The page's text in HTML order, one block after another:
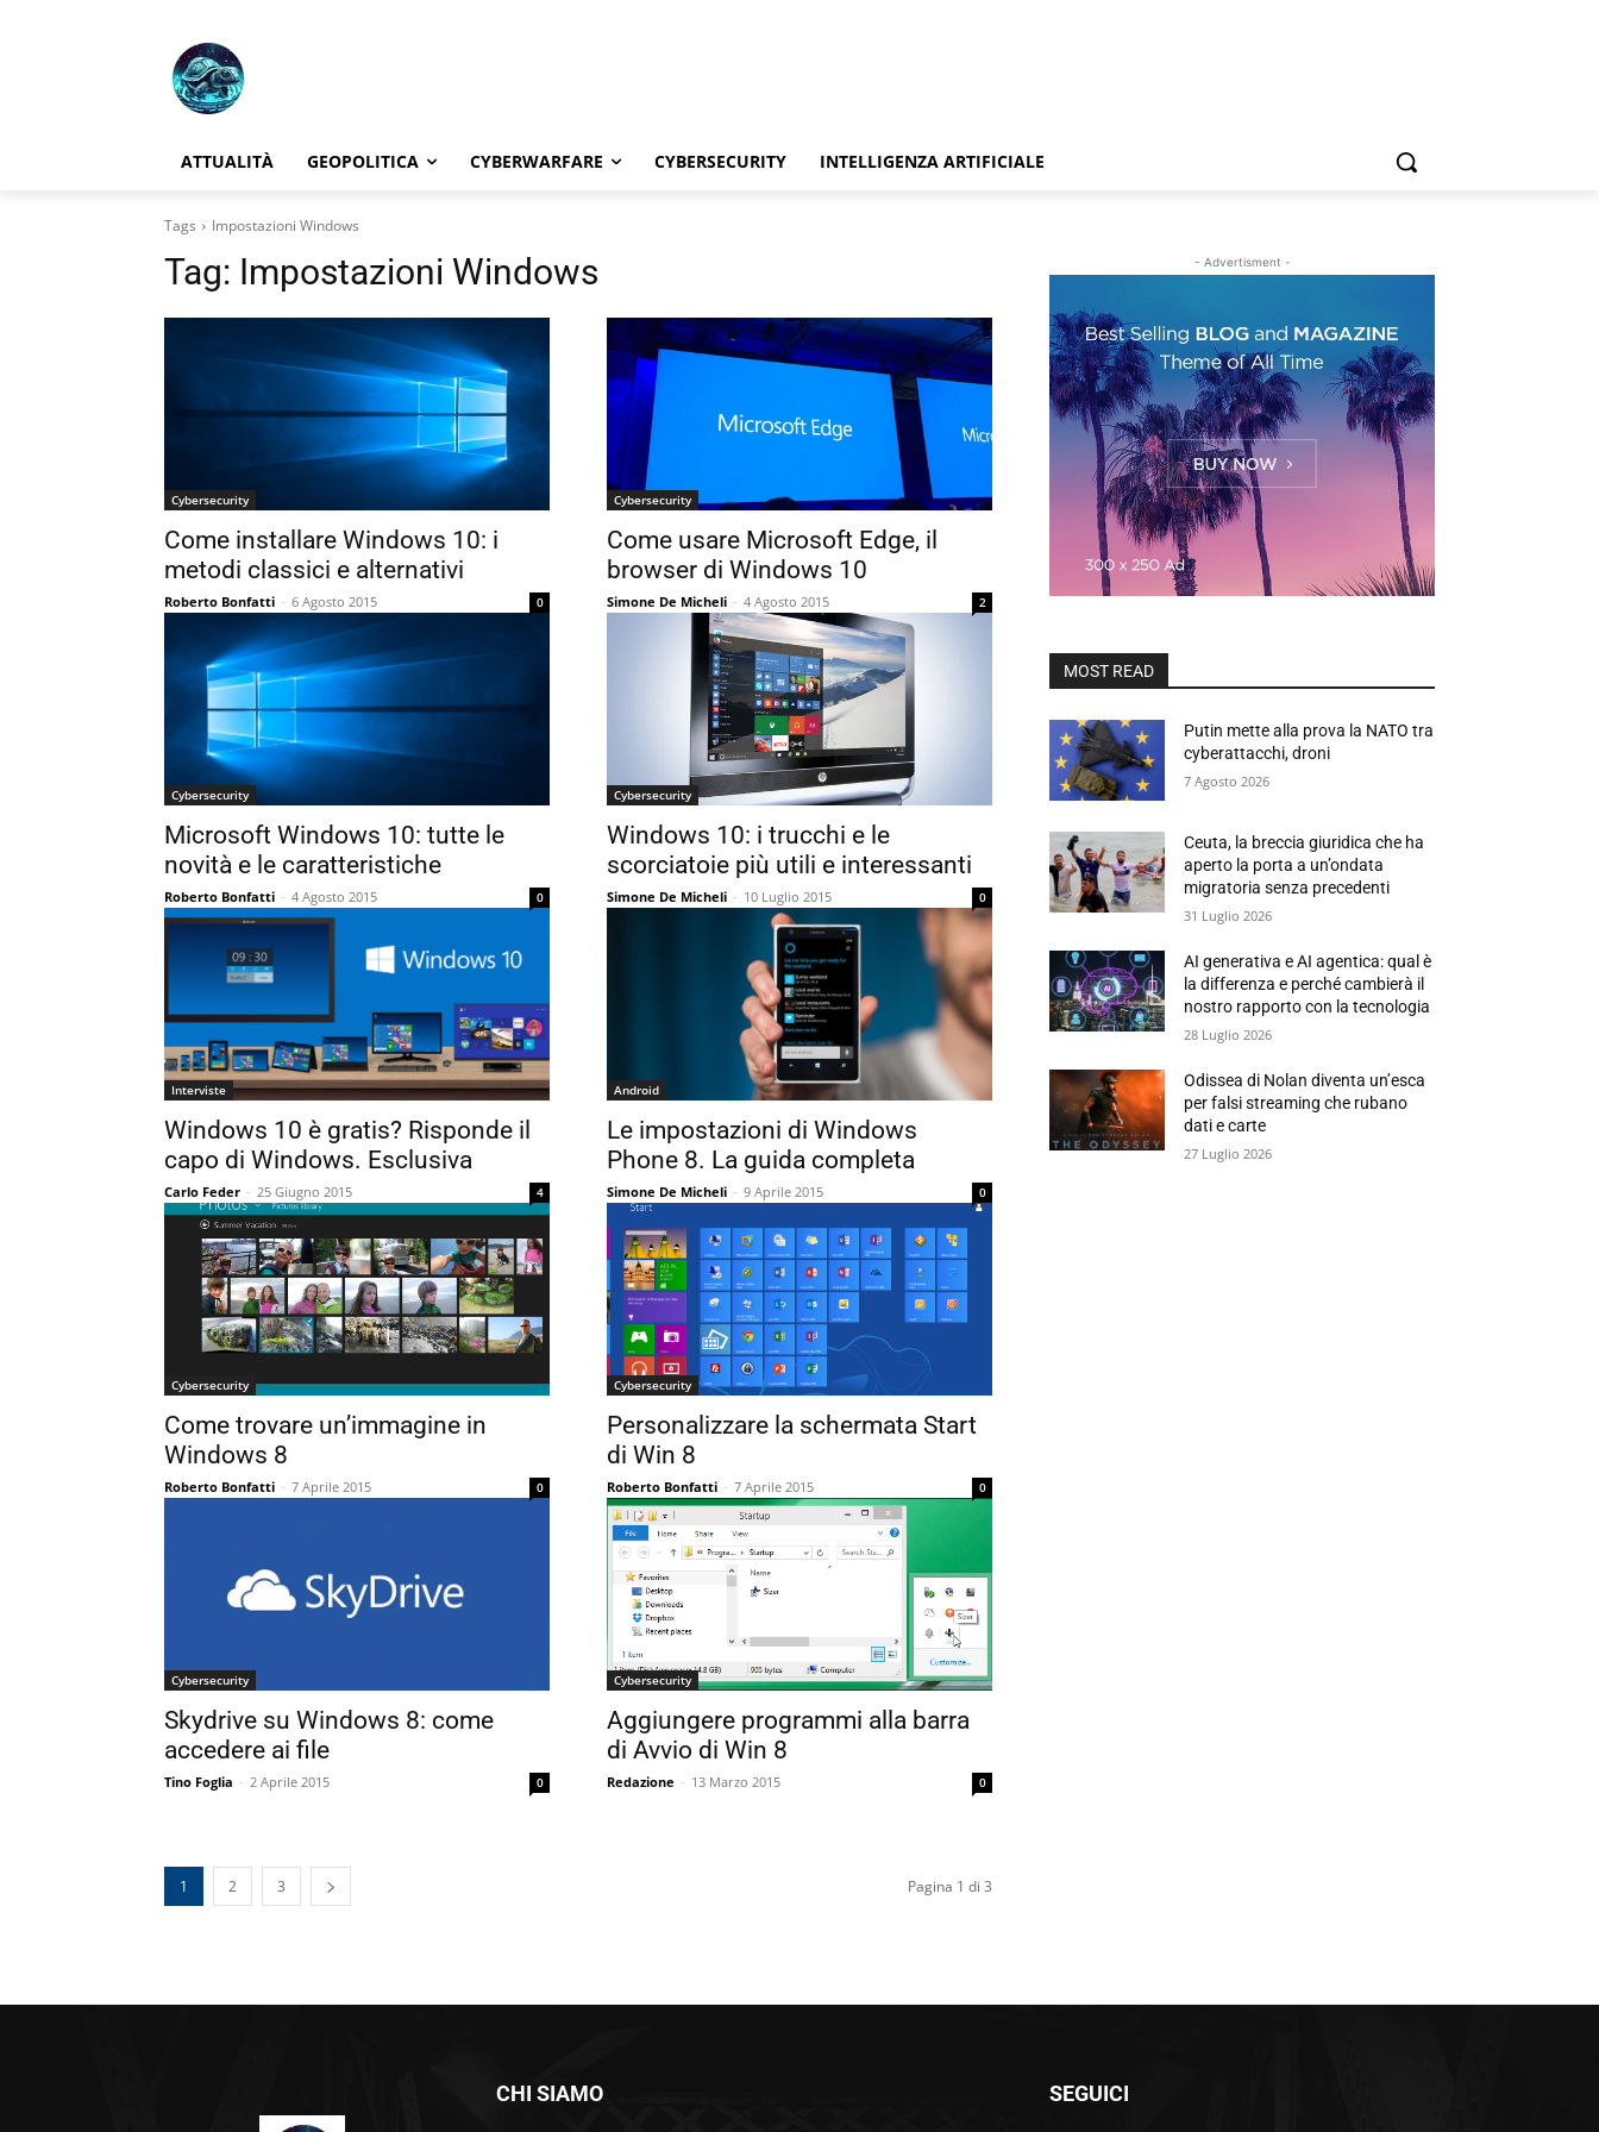
ATTUALITÀ GEOPOLITICA CYBERWARFARE CYBERSECURITY INTELLIGENZA ARTIFICIALE
Tags Impostazioni Windows
Tag: Impostazioni Windows
Cybersecurity
Come installare Windows 10: i
metodi classici e alternativi
Roberto Bonfatti - 6 Agosto 2015 0
Cybersecurity
Come usare Microsoft Edge, il
browser di Windows 10
Simone De Micheli - 4 Agosto 2015 2
Cybersecurity
Microsoft Windows 10: tutte le
novità e le caratteristiche
Roberto Bonfatti - 4 Agosto 2015 0
Cybersecurity
Windows 10: i trucchi e le
scorciatoie più utili e interessanti
Simone De Micheli - 10 Luglio 2015 0
Interviste
Windows 10 è gratis? Risponde il
capo di Windows. Esclusiva
Carlo Feder - 25 Giugno 2015 4
Android
Le impostazioni di Windows
Phone 8. La guida completa
Simone De Micheli - 9 Aprile 2015 0
Cybersecurity
Come trovare un’immagine in
Windows 8
Roberto Bonfatti - 7 Aprile 2015 0
Cybersecurity
Personalizzare la schermata Start
di Win 8
Roberto Bonfatti - 7 Aprile 2015 0
Cybersecurity
Skydrive su Windows 8: come
accedere ai file
Tino Foglia - 2 Aprile 2015 0
Cybersecurity
Aggiungere programmi alla barra
di Avvio di Win 8
Redazione - 13 Marzo 2015 0
1 2 3 Pagina 1 di 3
- Advertisment -
MOST READ
Putin mette alla prova la NATO tra
cyberattacchi, droni
7 Agosto 2026
Ceuta, la breccia giuridica che ha
aperto la porta a un’ondata
migratoria senza precedenti
31 Luglio 2026
AI generativa e AI agentica: qual è
la differenza e perché cambierà il
nostro rapporto con la tecnologia
28 Luglio 2026
Odissea di Nolan diventa un’esca
per falsi streaming che rubano
dati e carte
27 Luglio 2026
CHI SIAMO SEGUICI